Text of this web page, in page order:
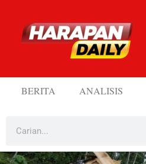
BERITA ANALISIS